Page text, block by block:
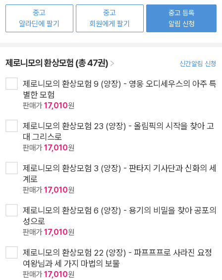
중고
알라딘에 팔기
중고
회원에게 팔기
중고 등록
알림 신청
제로니모의 환상모험 (총 47권) 신간알림 신청
제로니모의 환상모험 9 (양장) - 영웅 오디세우스의 아주 특
별한 모험
판매가17,010원
제로니모의 환상모험 23 (양장) - 올림픽의 시작을 찾아 고
대 그리스로
판매가17,010원
제로니모의 환상모험 3 (양장) - 판타지 기사단과 신화의 세
계로
판매가17,010원
제로니모의 환상모험 6 (양장) - 용기의 비밀을 찾아 공포의
성으로
판매가17,010원
제로니모의 환상모험 22 (양장) - 파프프프로 사라진 요정
여왕님과 세 가지 마법의 보물
판매가17,010원